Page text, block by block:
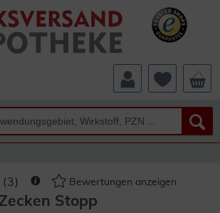
(3) Bewertungen anzeigen
Stopp